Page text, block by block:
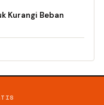
Kurangi Beban